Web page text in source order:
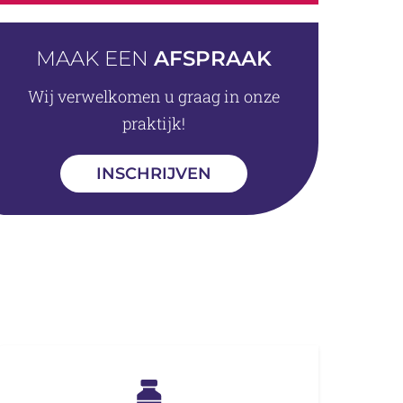
MAAK EENAFSPRAAK
Wij verwelkomen u graag in onze
praktijk!
INSCHRIJVEN